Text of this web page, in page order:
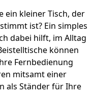
ein kleiner Tisch, der
ist? Ein simples
dabei hilft, im Alltag
können
Fernbedienung
mitsamt einer
als Ständer für Ihre